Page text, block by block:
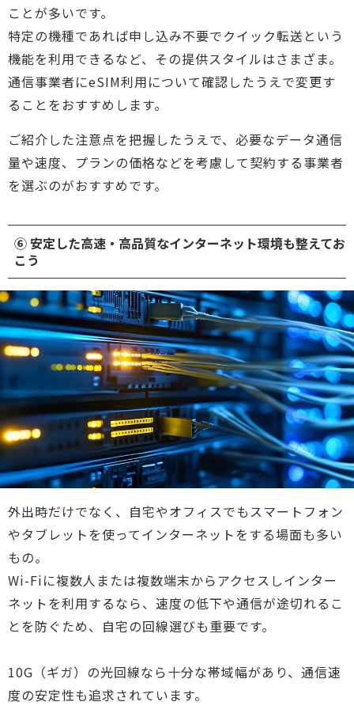
ことが多いです。
特定の機種であれば申し込み不要でクイック転送という
機能を利用できるなど、その提供スタイルはさまざま。
通信事業者にeSIM利用について確認したうえで変更す
ることをおすすめします。
ご紹介した注意点を把握したうえで、必要なデータ通信
量や速度、プランの価格などを考慮して契約する事業者
を選ぶのがおすすめです。
⑥ 安定した高速・高品質なインターネット環境も整えてお
こう
外出時だけでなく、自宅やオフィスでもスマートフォン
やタブレットを使ってインターネットをする場面も多い
もの。
Wi-Fiに複数人または複数端末からアクセスしインター
ネットを利用するなら、速度の低下や通信が途切れるこ
とを防ぐため、自宅の回線選びも重要です。
10G（ギガ）の光回線なら十分な帯域幅があり、通信速
度の安定性も追求されています。